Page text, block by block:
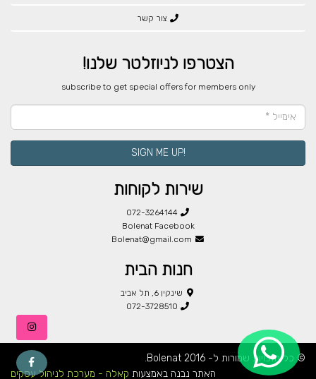
צור קשר
הצטרפו לניוזלטר שלנו!
​subscribe to get special offers for members only
!SIGN ME UP
שירות לקוחות
072-3264144
Bolenat Facebook
Bolenat@gmail.com
חנות הבית
שינקין 6, תל אביב
072-3728510
© כל הזכויות שמורות ל- Bolenat 2016.
האתר נבנה באמצעות קאלה - מערכת לניהול עסקים